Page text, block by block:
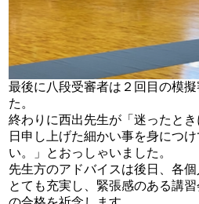
最後に八段受審者は２回目の模
た。
終わりに西出先生が「迷ったと
日申し上げた細かい事を身につ
い。」とおっしゃいました。
先生方のアドバイスは後日、各個
とても充実し、緊張感のある講